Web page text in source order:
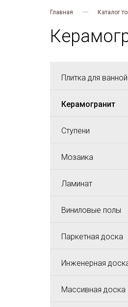
Главная Каталог
Плитка для ванной
Керамогранит
Ступени
Мозаика
Ламинат
Виниловые полы
Паркетная доска
Инженерная
Массивная доска